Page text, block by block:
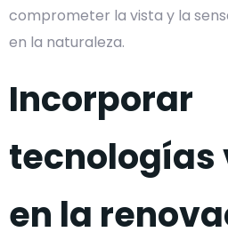
comprometer la vista y la
en la naturaleza.
Incorporar
tecnologías
en la